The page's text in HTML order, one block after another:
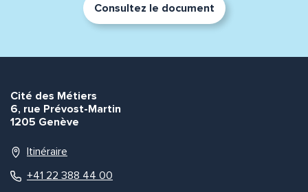
Consultez le document
Cité des Métiers
6, rue Prévost-Martin
1205 Genève
Itinéraire
+41 22 388 44 00